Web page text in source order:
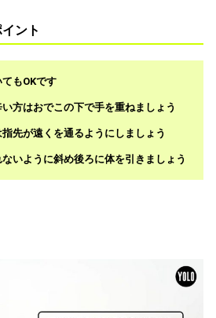
ント
もOKです
方はおでこの下で手を重ねましょう
先が遠くを通るようにしましょう
いように斜め後ろに体を引きましょう